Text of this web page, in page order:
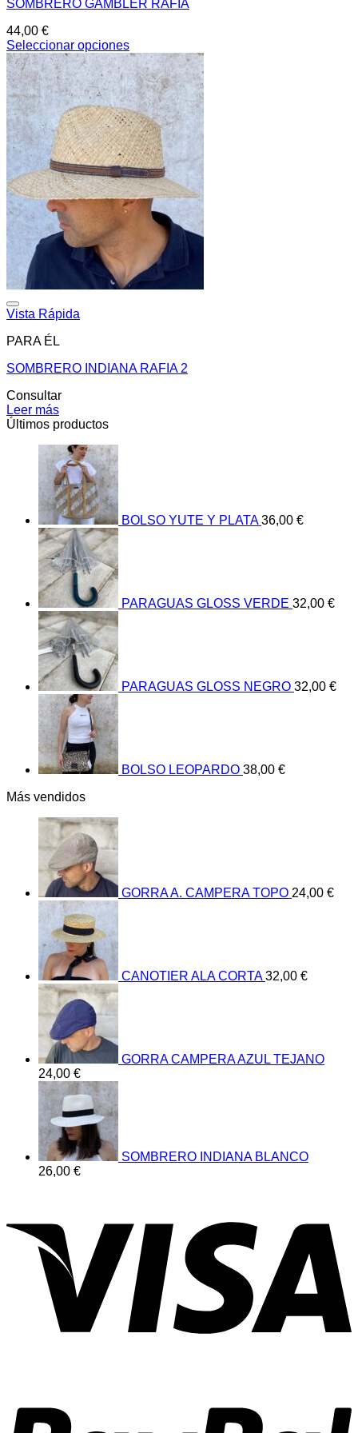
SOMBRERO GAMBLER RAFIA
44,00 €
Seleccionar opciones
Este
producto
tiene
múltiples
variantes.
Las
opciones
pueden
elegir
en
la
página
de
producto
Vista Rápida
PARA ÉL
SOMBRERO INDIANA RAFIA 2
Consultar
Leer más
Últimos productos
BOLSO YUTE Y PLATA 36,00 €
PARAGUAS GLOSS VERDE 32,00 €
PARAGUAS GLOSS NEGRO 32,00 €
BOLSO LEOPARDO 38,00 €
Más vendidos
GORRA A. CAMPERA TOPO 24,00 €
CANOTIER ALA CORTA 32,00 €
GORRA CAMPERA AZUL TEJANO
24,00 €
SOMBRERO INDIANA BLANCO
26,00 €